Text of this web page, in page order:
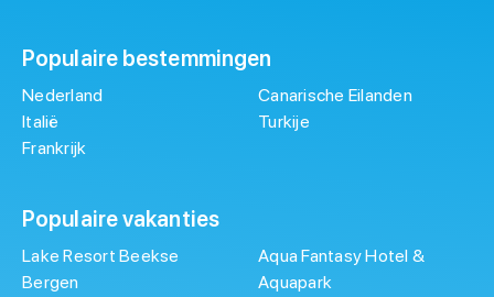
Populaire bestemmingen
Nederland
Italië
Frankrijk
Canarische Eilanden
Turkije
Populaire vakanties
Lake Resort Beekse
Bergen
Aqua Fantasy Hotel &
Aquapark